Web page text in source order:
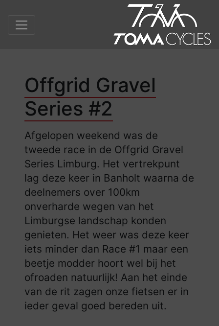
Offgrid Gravel
Series #2
Afgelopen weekend was de
tweede race in de Offgrid Gravel
Series Limburg. Het vertrekpunt
lag deze keer in Banholt waarna de
deelnemers over 100km
onverharde wegen van het
Limburgse landschap konden
genieten. Het weer was deze keer
iets minder dan Race #1 maar een
beetje modder hoort wel bij het
ofroaden natuurlijk! Aan het einde
van de rit zagen onze fietsen er in
ieder geval goed bereden uit.